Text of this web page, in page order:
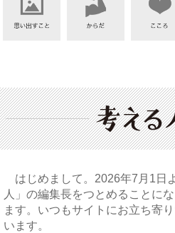
はじめまして。2026年7月1日
人」の編集長をつとめることに
ます。いつもサイトにお立ち寄
います。